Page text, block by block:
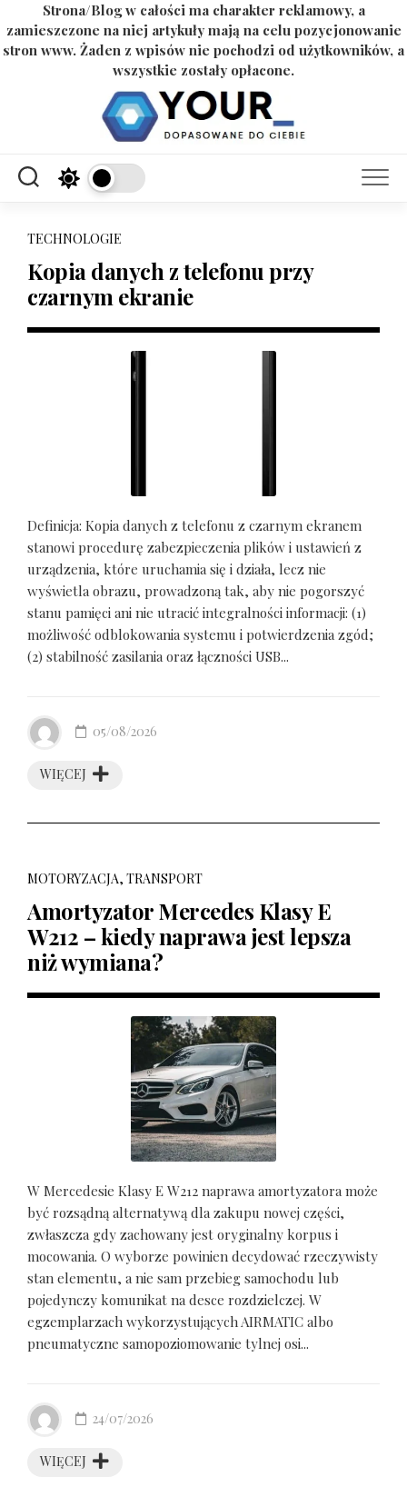
Strona/Blog w całości ma charakter reklamowy, a
zamieszczone na niej artykuły mają na celu pozycjonowanie
stron www. Żaden z wpisów nie pochodzi od użytkowników, a
wszystkie zostały opłacone.
TECHNOLOGIE
Kopia danych z telefonu przy
czarnym ekranie
Definicja: Kopia danych z telefonu z czarnym ekranem
stanowi procedurę zabezpieczenia plików i ustawień z
urządzenia, które uruchamia się i działa, lecz nie
wyświetla obrazu, prowadzoną tak, aby nie pogorszyć
stanu pamięci ani nie utracić integralności informacji: (1)
możliwość odblokowania systemu i potwierdzenia zgód;
(2) stabilność zasilania oraz łączności USB...
WIĘCEJ
05/08/2026
MOTORYZACJA, TRANSPORT
Amortyzator Mercedes Klasy E
W212 – kiedy naprawa jest lepsza
niż wymiana?
W Mercedesie Klasy E W212 naprawa amortyzatora może
być rozsądną alternatywą dla zakupu nowej części,
zwłaszcza gdy zachowany jest oryginalny korpus i
mocowania. O wyborze powinien decydować rzeczywisty
stan elementu, a nie sam przebieg samochodu lub
pojedynczy komunikat na desce rozdzielczej. W
egzemplarzach wykorzystujących AIRMATIC albo
pneumatyczne samopoziomowanie tylnej osi...
WIĘCEJ
24/07/2026